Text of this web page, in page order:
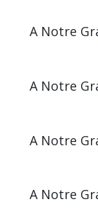
A Notre
A Notre
A Notre
A Notre